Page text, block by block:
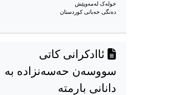
خوله‌ک له‌مه‌وپێش‌
دەنگی خەباتی کوردستان
ئاادکرانی کاتی
سووسەن حەسەنزادە بە
دانانی بارمتە